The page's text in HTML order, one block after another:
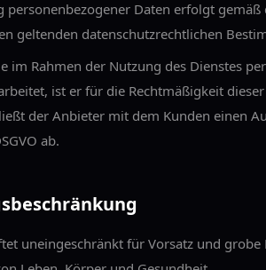
personenbezogener Daten erfolgt gemäß
geltenden datenschutzrechtlichen
im Rahmen der Nutzung des Dienstes
ist er für die Rechtmäßigkeit
der Anbieter mit dem Kunden einen
ab.
uneingeschränkt für Vorsatz und grobe